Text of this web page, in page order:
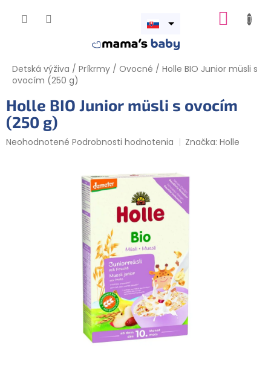
Otvoriť
Detská výživa / Príkrmy / Ovocné / Holle BIO Junior müsli s
ovocím (250 g)
Holle BIO Junior müsli s ovocím
(250 g)
Priemerné
Neohodnotené Podrobnosti hodnotenia Značka:Holle